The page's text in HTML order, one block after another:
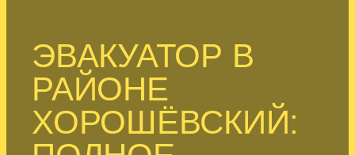
ЭВАКУАТОР В
РАЙОНЕ
ХОРОШЁВСКИЙ: